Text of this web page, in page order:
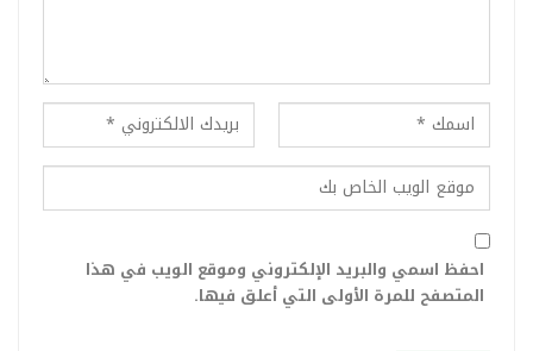
احفظ اسمي والبريد الإلكتروني وموقع الويب في هذا
المتصفح للمرة الأولى التي أعلق فيها.